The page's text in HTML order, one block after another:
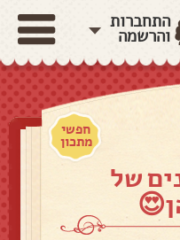
התחברות
והרשמה
חפשי
מתכון
של